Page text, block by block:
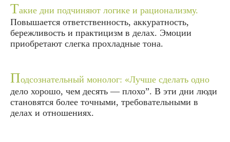
Такие дни подчиняют логике и рационализму.
Повышается ответственность, аккуратность,
бережливость и практицизм в делах. Эмоции
приобретают слегка прохладные тона.
Подсознательный монолог: «Лучше сделать одно
дело хорошо, чем десять — плохо”. В эти дни люди
становятся более точными, требовательными в
делах и отношениях.